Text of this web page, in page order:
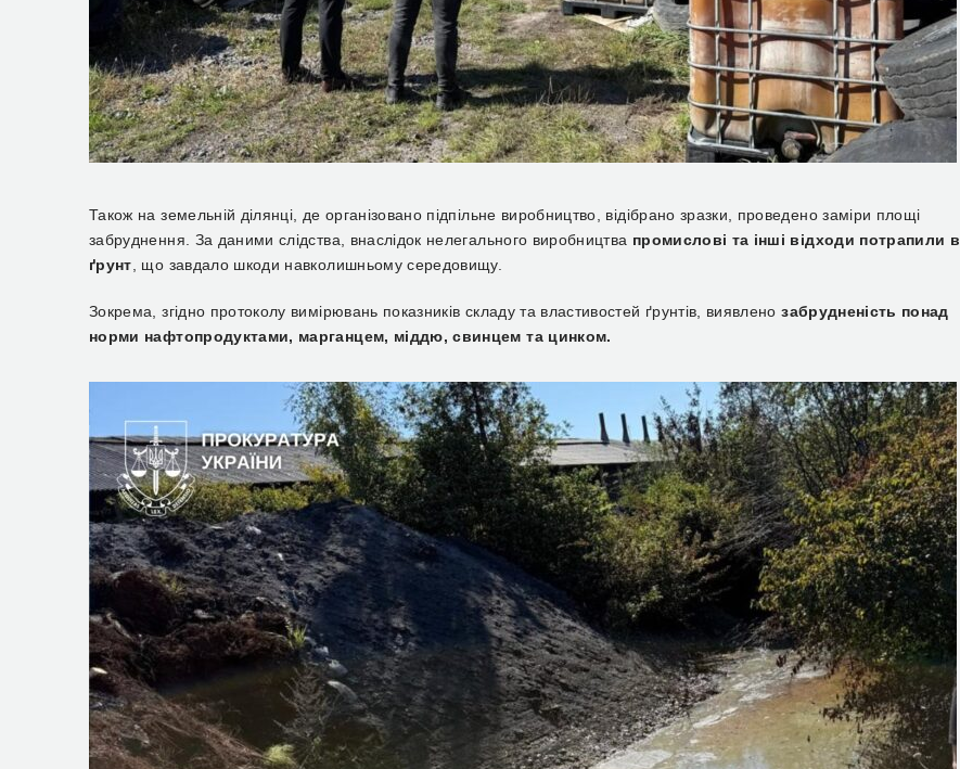
Також на земельній ділянці, де організовано підпільне виробництво, відібрано зразки, проведено заміри площі
забруднення. За даними слідства, внаслідок нелегального виробництва промислові та інші відходи потрапили в
ґрунт , що завдало шкоди навколишньому середовищу.
Зокрема, згідно протоколу вимірювань показників складу та властивостей ґрунтів, виявленозабрудненість понад
норми нафтопродуктами, марганцем, міддю, свинцем та цинком.